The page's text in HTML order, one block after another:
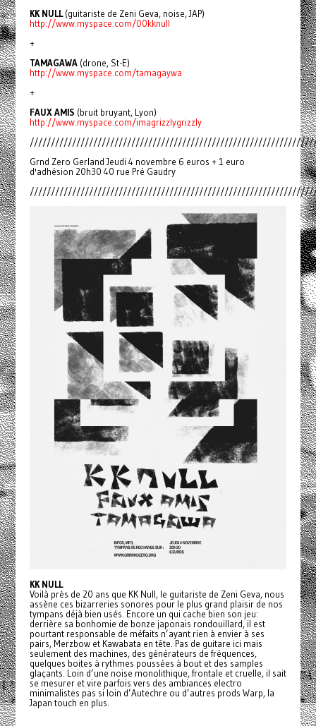
KK NULL(guitariste de Zeni Geva, noise, JAP)
http://www.myspace.com/00kknull
+
TAMAGAWA(drone, St-E)
http://www.myspace.com/tamagaywa
+
FAUX AMIS (bruit bruyant, Lyon)
http://www.myspace.com/imagrizzlygrizzly
Grnd Zero Gerland Jeudi 4 novembre 6 euros + 1 euro
d'adhésion 20h30 40 rue Pré Gaudry
KK NULL
Voilà près de 20 ans que KK Null, le guitariste de Zeni Geva, nous
assène ces bizarreries sonores pour le plus grand plaisir de nos
tympans déjà bien usés. Encore un qui cache bien son jeu:
derrière sa bonhomie de bonze japonais rondouillard, il est
pourtant responsable de méfaits n’ayant rien à envier à ses
pairs, Merzbow et Kawabata en tête. Pas de guitare ici mais
seulement des machines, des générateurs de fréquences,
quelques boites à rythmes poussées à bout et des samples
glaçants. Loin d’une noise monolithique, frontale et cruelle, il sait
se mesurer et vire parfois vers des ambiances electro
minimalistes pas si loin d’Autechre ou d’autres prods Warp, la
Japan touch en plus.